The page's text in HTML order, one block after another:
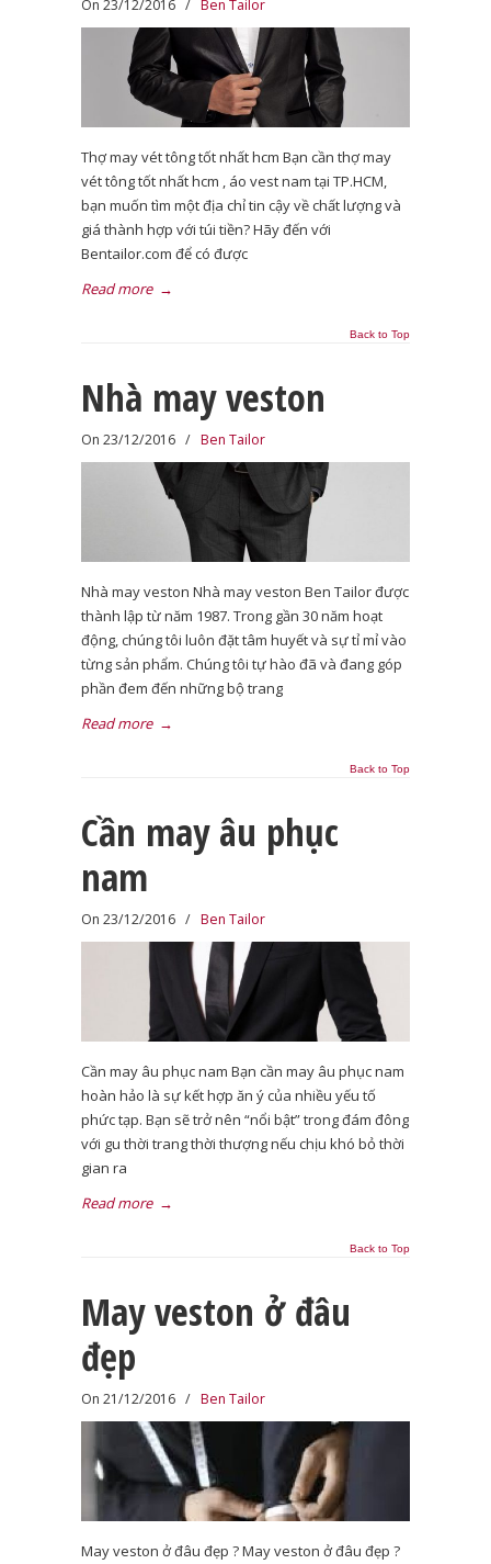
On 23/12/2016 / Ben Tailor
Thợ may vét tông tốt nhất hcm Bạn cần thợ may
vét tông tốt nhất hcm , áo vest nam tại TP.HCM,
bạn muốn tìm một địa chỉ tin cậy về chất lượng và
giá thành hợp với túi tiền? Hãy đến với
Bentailor.com để có được
Read more →
Back to Top
Nhà may veston
On 23/12/2016 / Ben Tailor
Nhà may veston Nhà may veston Ben Tailor được
thành lập từ năm 1987. Trong gần 30 năm hoạt
động, chúng tôi luôn đặt tâm huyết và sự tỉ mỉ vào
từng sản phẩm. Chúng tôi tự hào đã và đang góp
phần đem đến những bộ trang
Read more →
Back to Top
Cần may âu phục
nam
On 23/12/2016 / Ben Tailor
Cần may âu phục nam Bạn cần may âu phục nam
hoàn hảo là sự kết hợp ăn ý của nhiều yếu tố
phức tạp. Bạn sẽ trở nên “nổi bật” trong đám đông
với gu thời trang thời thượng nếu chịu khó bỏ thời
gian ra
Read more →
Back to Top
May veston ở đâu
đẹp
On 21/12/2016 / Ben Tailor
May veston ở đâu đẹp ? May veston ở đâu đẹp ?